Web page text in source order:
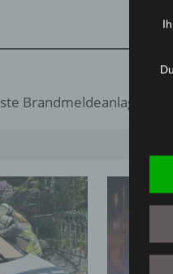
Brandmeldeanlage im